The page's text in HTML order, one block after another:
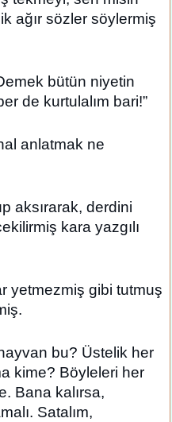
ağır sözler söylermiş
bütün niyetin
de kurtulalım bari!”
anlatmak ne
aksırarak, derdini
kara yazgılı
yetmezmiş gibi tutmuş
bu? Üstelik her
kime? Böyleleri her
Bana kalırsa,
Satalım,